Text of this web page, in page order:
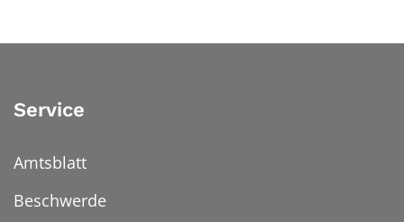
Service
Amtsblatt
Beschwerde